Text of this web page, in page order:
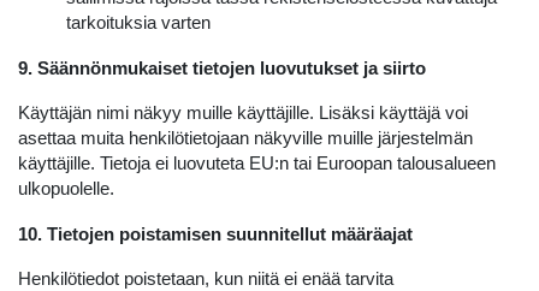
tarkoituksia varten
9. Säännönmukaiset tietojen luovutukset ja siirto
Käyttäjän nimi näkyy muille käyttäjille. Lisäksi käyttäjä voi
asettaa muita henkilötietojaan näkyville muille järjestelmän
käyttäjille. Tietoja ei luovuteta EU:n tai Euroopan talousalueen
ulkopuolelle.
10. Tietojen poistamisen suunnitellut määräajat
Henkilötiedot poistetaan, kun niitä ei enää tarvita